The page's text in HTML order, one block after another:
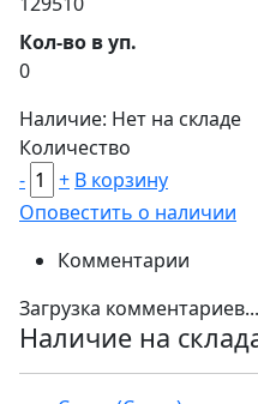
Кол-во в уп.
0
Наличие: Нет на складе
Количество
-
+ В корзину
Оповестить о наличии
Комментарии
Загрузка комментариев...
Наличие на